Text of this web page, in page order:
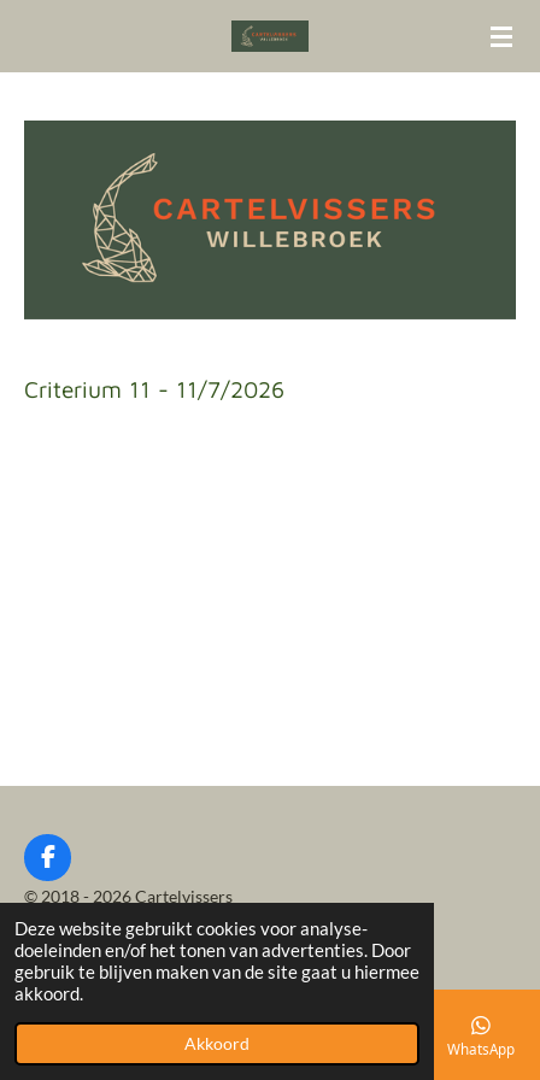
Deze website gebruikt cookies voor analyse-
doeleinden en/of het tonen van advertenties. Door
gebruik te blijven maken van de site gaat u hiermee
akkoord.
Akkoord
de
Criterium 11 - 11/7/2026
F
a
c
e
b
o
o
k
© 2018 - 2026 Cartelvissers
Powered byJouwWeb
Telefoonnummer WhatsApp